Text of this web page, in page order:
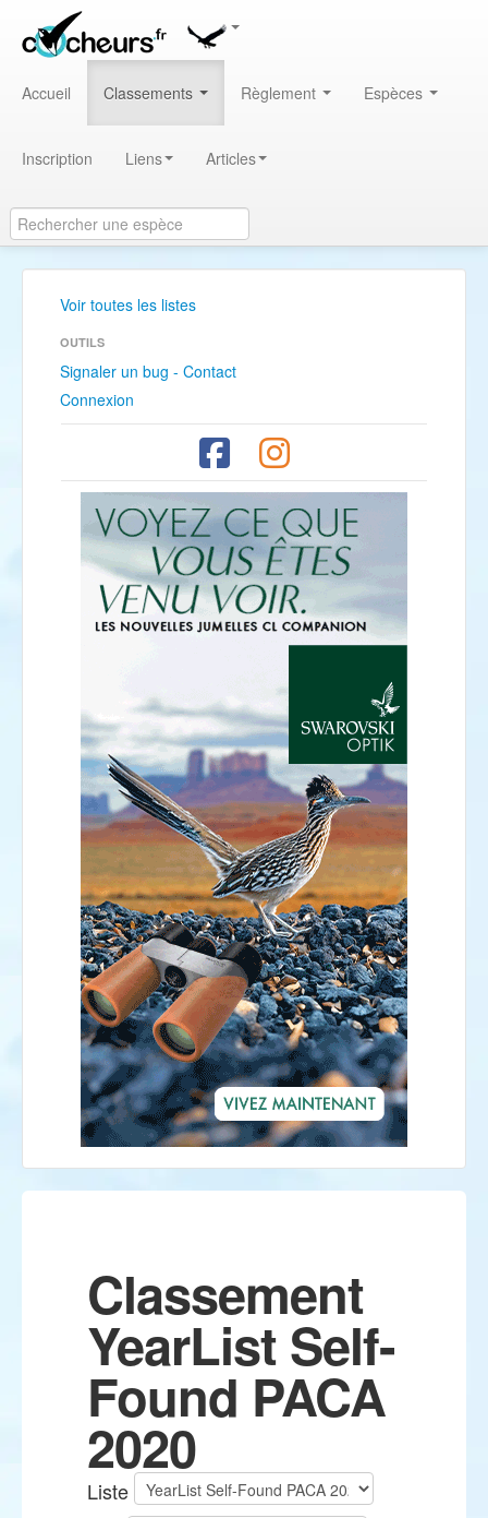
Accueil Classements Règlement Espèces
Inscription Liens Articles
Voir toutes les listes
OUTILS
Signaler un bug - Contact
Connexion
Classement
YearList Self-
Found PACA
2020
Liste